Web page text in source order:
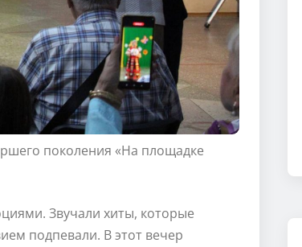
поколения «На площадке
Звучали хиты, которые
подпевали. В этот вечер